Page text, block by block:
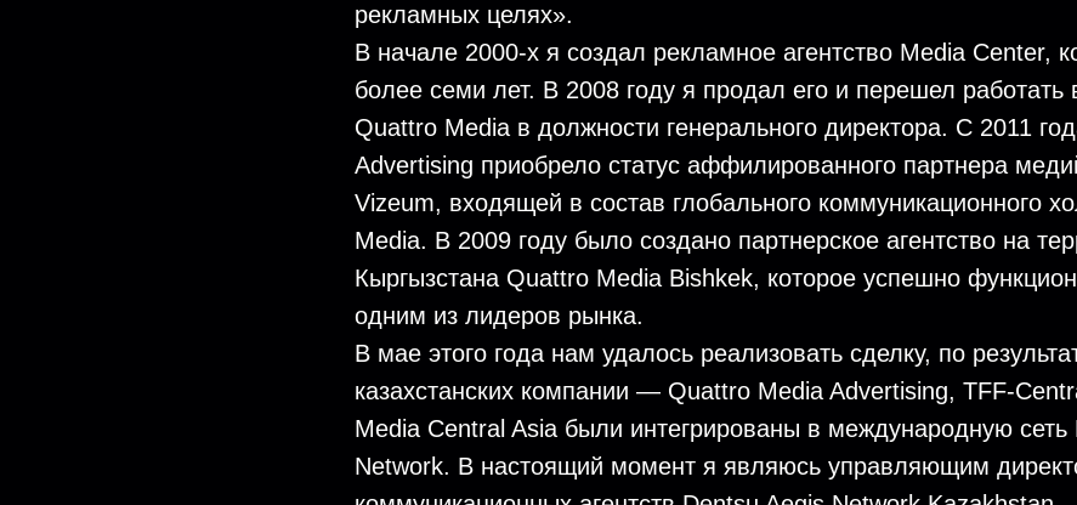
рекламных целях».
В начале 2000-х я создал рекламное агентство Media Center,
более семи лет. В 2008 году я продал его и перешел работать
Quattro Media в должности генерального директора. С 2011
Advertising приобрело статус аффилированного партнера
Vizeum, входящей в состав глобального коммуникационного
Media. В 2009 году было создано партнерское агентство на
Кыргызстана Quattro Media Bishkek, которое успешно
одним из лидеров рынка.
В мае этого года нам удалось реализовать сделку, по
казахстанских компании — Quattro Media Advertising, TFF-
Media Central Asia были интегрированы в международную сеть
Network. В настоящий момент я являюсь управляющим